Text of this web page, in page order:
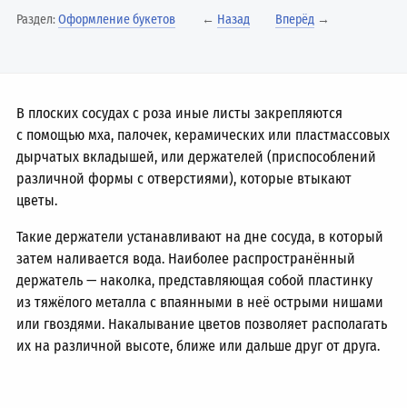
Раздел:Оформление букетов ← Назад Вперёд →
В плоских сосудах с роза иные листы закрепляются
с помощью мха, палочек, керамических или пластмассовых
дырчатых вкладышей, или держателей (приспособлений
различной формы с отверстиями), которые втыкают
цветы.
Такие держатели устанавливают на дне сосуда, в который
затем наливается вода. Наиболее распространённый
держатель — наколка, представляющая собой пластинку
из тяжёлого металла с впаянными в неё острыми нишами
или гвоздями. Накалывание цветов позволяет располагать
их на различной высоте, ближе или дальше друг от друга.